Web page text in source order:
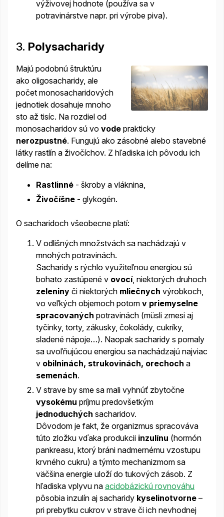
výživovej hodnote (používa sa v
potravinárstve napr. pri výrobe piva).
3. Polysacharidy
Majú podobnú štruktúru
ako oligosacharidy, ale
počet monosacharidových
jednotiek dosahuje mnoho
sto až tisíc. Na rozdiel od
monosacharidov sú vo vode prakticky
nerozpustné. Fungujú ako zásobné alebo stavebné
látky rastlín a živočíchov. Z hľadiska ich pôvodu ich
delíme na:
Rastlinné - škroby a vláknina,
Živočíšne - glykogén.
O sacharidoch všeobecne platí:
V odlišných množstvách sa nachádzajú v
mnohých potravinách.
Sacharidy s rýchlo využiteľnou energiou sú
bohato zastúpené v ovocí, niektorých druhoch
zeleniny či niektorých mliečnych výrobkoch,
vo veľkých objemoch potom v priemyselne
spracovaných potravinách (müsli zmesi aj
tyčinky, torty, zákusky, čokolády, cukríky,
sladené nápoje…). Naopak sacharidy s pomaly
sa uvoľňujúcou energiou sa nachádzajú najviac
v obilninách, strukovinách, orechoch a
semenách.
V strave by sme sa mali vyhnúť zbytočne
vysokému príjmu predovšetkým
jednoduchých sacharidov.
Dôvodom je fakt, že organizmus spracováva
túto zložku vďaka produkcii inzulínu (hormón
pankreasu, ktorý bráni nadmernému vzostupu
krvného cukru) a týmto mechanizmom sa
väčšina energie uloží do tukových zásob. Z
hľadiska vplyvu na acidobázickú rovnováhu
pôsobia inzulín aj sacharidy kyselinotvorne –
pri prebytku cukrov v strave či ich nevhodnej